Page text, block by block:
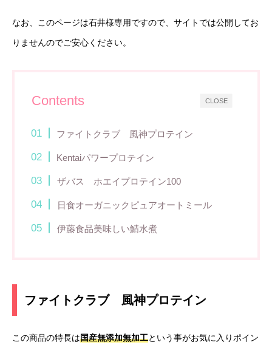
なお、このページは石井様専用ですので、サイトでは公開してお
りませんのでご安心ください。
CLOSE
Contents
ファイトクラブ 風神プロテイン
Kentaiパワープロテイン
ザバス ホエイプロテイン100
日食オーガニックピュアオートミール
伊藤食品美味しい鯖水煮
ファイトクラブ 風神プロテイン
この商品の特長は国産無添加無加工という事がお気に入りポイン